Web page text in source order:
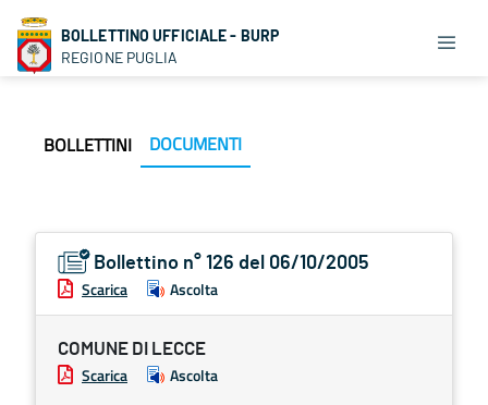
BOLLETTINO UFFICIALE - BURP
REGIONE PUGLIA
BOLLETTINI DOCUMENTI
Bollettino n° 126 del 06/10/2005
Scarica Ascolta
COMUNE DI LECCE
Scarica Ascolta